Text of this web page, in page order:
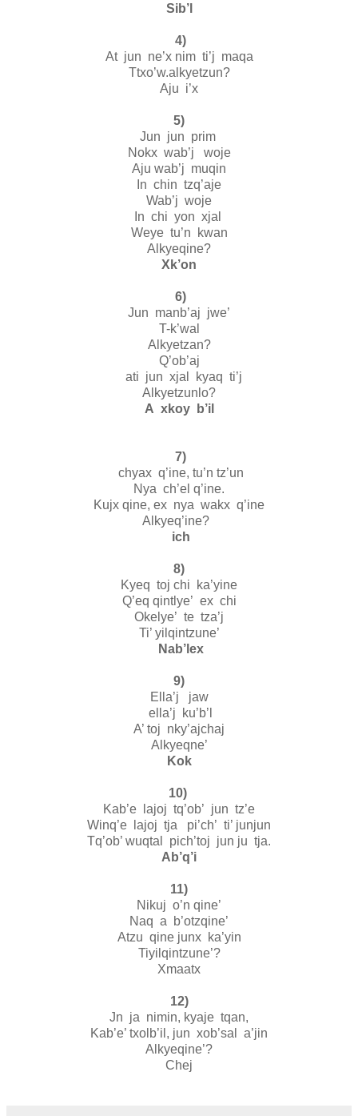
Sib’l
4)
At jun ne’x nim ti’j maqa
Ttxo’w.alkyetzun?
Aju i’x
5)
Jun jun prim
Nokx wab’j woje
Aju wab’j muqin
In chin tzq’aje
Wab’j woje
In chi yon xjal
Weye tu’n kwan
Alkyeqine?
Xk’on
6)
Jun manb’aj jwe’
T-k’wal
Alkyetzan?
Q’ob’aj
ati jun xjal kyaq ti’j
Alkyetzunlo?
A xkoy b’il
7)
chyax q’ine, tu’n tz’un
Nya ch’el q’ine.
Kujx qine, ex nya wakx q’ine
Alkyeq’ine?
ich
8)
Kyeq toj chi ka’yine
Q’eq qintlye’ ex chi
Okelye’ te tza’j
Ti’ yilqintzune’
Nab’lex
9)
Ella’j jaw
ella’j ku’b’l
A’ toj nky’ajchaj
Alkyeqne’
Kok
10)
Kab’e lajoj tq’ob’ jun tz’e
Winq’e lajoj tja pi’ch’ ti’ junjun
Tq’ob’ wuqtal pich’toj jun ju tja.
Ab’q’i
11)
Nikuj o’n qine’
Naq a b’otzqine’
Atzu qine junx ka’yin
Tiyilqintzune’?
Xmaatx
12)
Jn ja nimin, kyaje tqan,
Kab’e’ txolb’il, jun xob’sal a’jin
Alkyeqine’?
Chej